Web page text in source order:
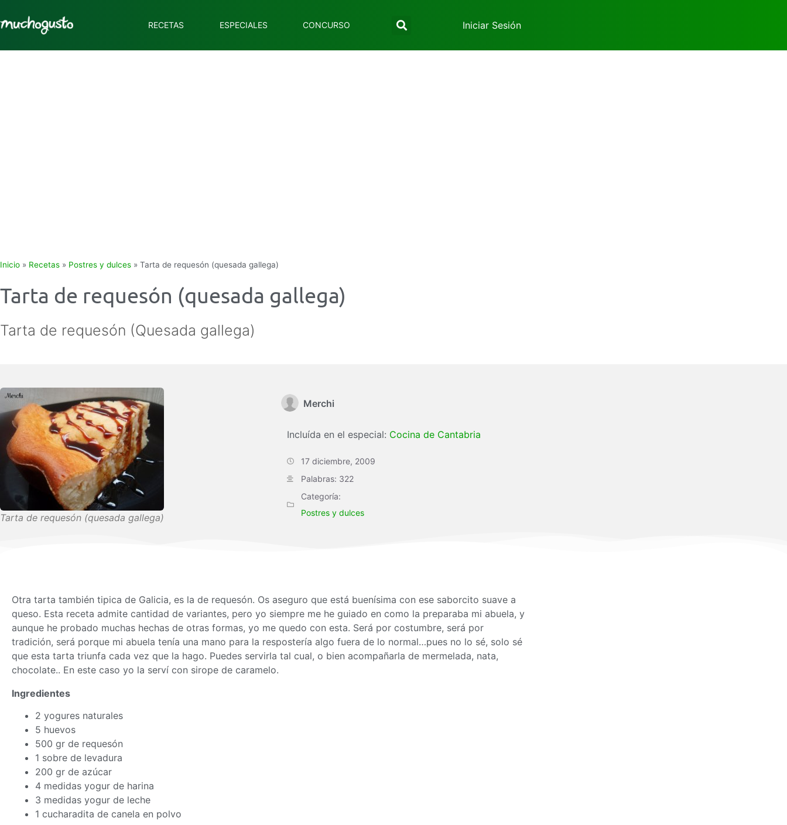
RECETAS ESPECIALES CONCURSO Iniciar Sesión
Inicio » Recetas » Postres y dulces » Tarta de requesón (quesada gallega)
Tarta de requesón (quesada gallega)
Tarta de requesón (Quesada gallega)
Tarta de requesón (quesada gallega)
Merchi
Incluída en el especial: Cocina de Cantabria
17 diciembre, 2009
Palabras: 322
Categoría:
Postres y dulces
Otra tarta también tipica de Galicia, es la de requesón. Os aseguro que está buenísima con ese saborcito suave a
queso. Esta receta admite cantidad de variantes, pero yo siempre me he guiado en como la preparaba mi abuela, y
aunque he probado muchas hechas de otras formas, yo me quedo con esta. Será por costumbre, será por
tradición, será porque mi abuela tenía una mano para la respostería algo fuera de lo normal…pues no lo sé, solo sé
que esta tarta triunfa cada vez que la hago. Puedes servirla tal cual, o bien acompañarla de mermelada, nata,
chocolate.. En este caso yo la serví con sirope de caramelo.
Ingredientes
2 yogures naturales
5 huevos
500 gr de requesón
1 sobre de levadura
200 gr de azúcar
4 medidas yogur de harina
3 medidas yogur de leche
1 cucharadita de canela en polvo